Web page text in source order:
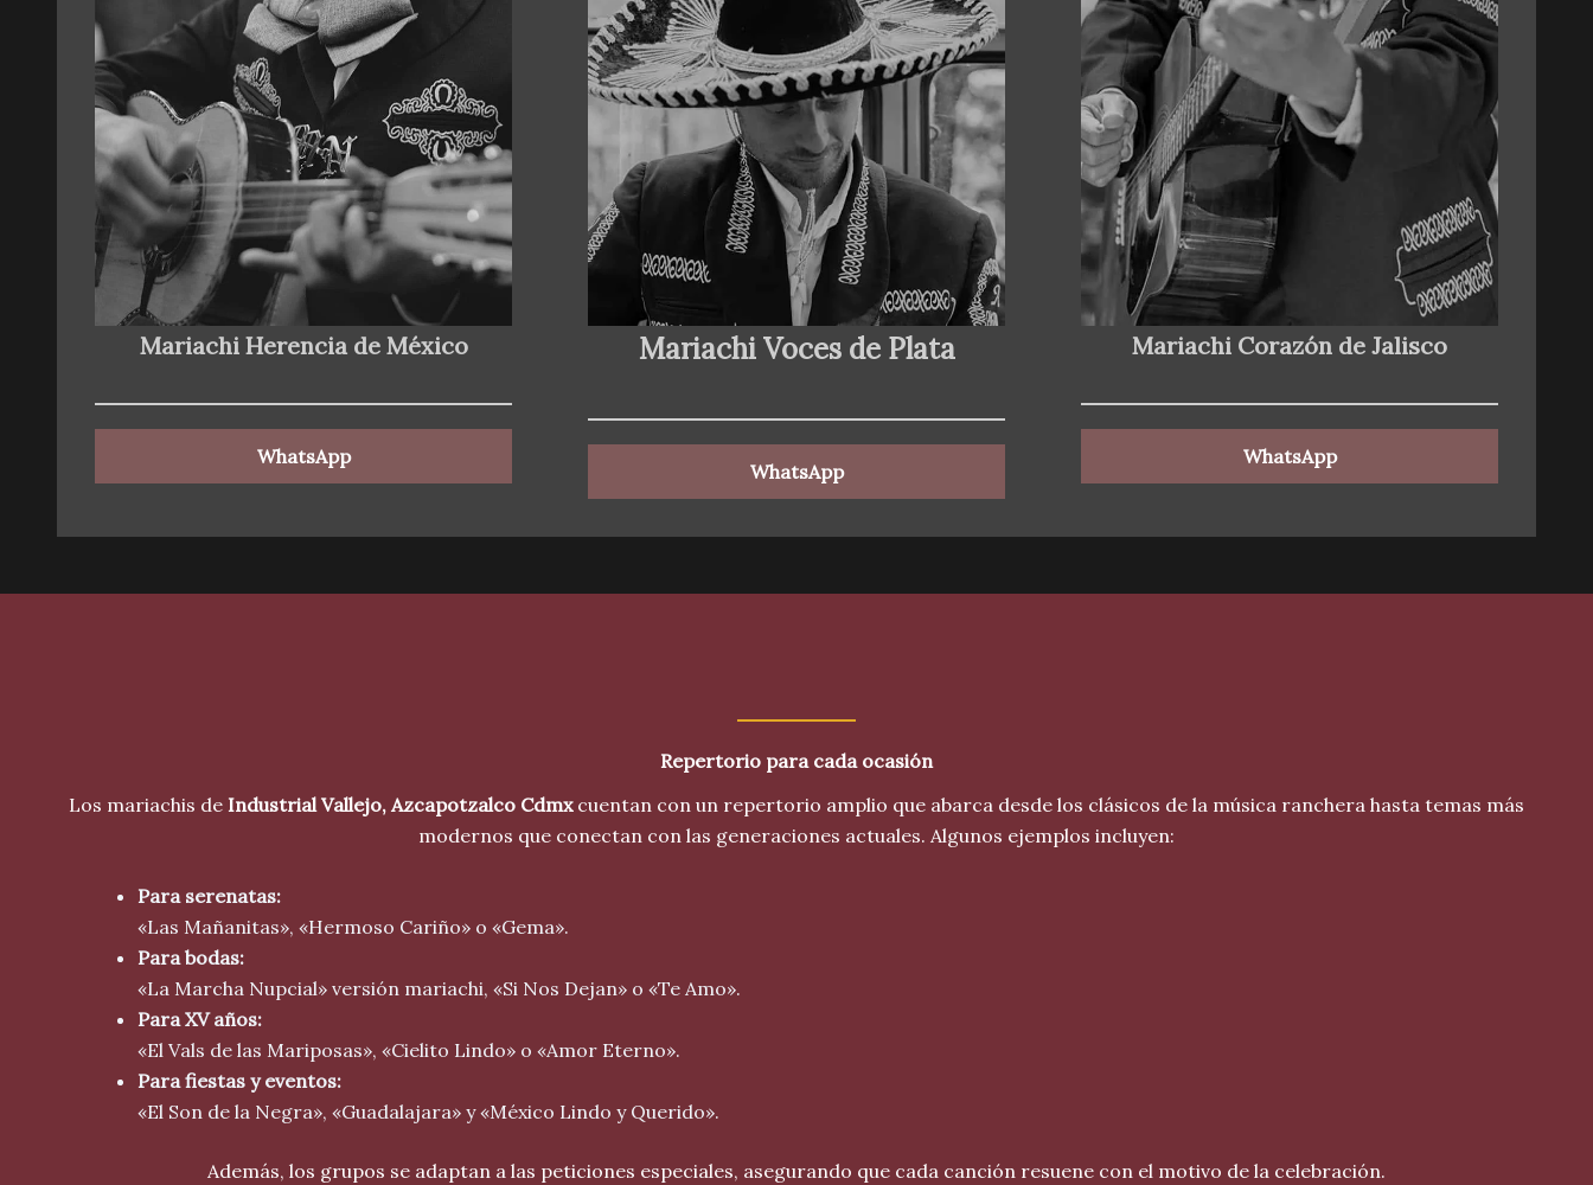
Mariachi Herencia de México
WhatsApp
Mariachi Voces de Plata
WhatsApp
Mariachi Corazón de Jalisco
WhatsApp
Repertorio para cada ocasión
Los mariachis de Industrial Vallejo, Azcapotzalco Cdmxcuentan con un repertorio amplio que abarca desde los clásicos de la música ranchera hasta temas más
modernos que conectan con las generaciones actuales. Algunos ejemplos incluyen:
Para serenatas:
«Las Mañanitas», «Hermoso Cariño» o «Gema».
Para bodas:
«La Marcha Nupcial» versión mariachi, «Si Nos Dejan» o «Te Amo».
Para XV años:
«El Vals de las Mariposas», «Cielito Lindo» o «Amor Eterno».
Para fiestas y eventos:
«El Son de la Negra», «Guadalajara» y «México Lindo y Querido».
Además, los grupos se adaptan a las peticiones especiales, asegurando que cada canción resuene con el motivo de la celebración.